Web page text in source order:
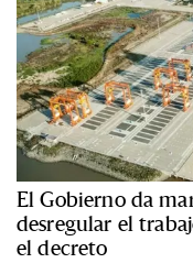
El Gobierno da
desregular el
el decreto